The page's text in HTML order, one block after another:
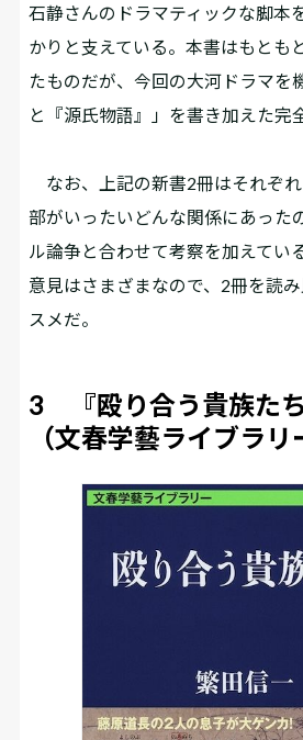
石静さんのドラマティックな脚本
かりと支えている。本書はもとも
たものだが、今回の大河ドラマを
と『源氏物語』」を書き加えた完
なお、上記の新書2冊はそれぞ
部がいったいどんな関係にあった
ル論争と合わせて考察を加えてい
意見はさまざまなので、2冊を読
スメだ。
3 『殴り合う貴族た
（文春学藝ライブラリ